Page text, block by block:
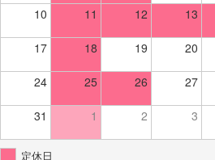
10 11 12 13
17 18 19 20
24 25 26 27
31 1 2 3
定休日